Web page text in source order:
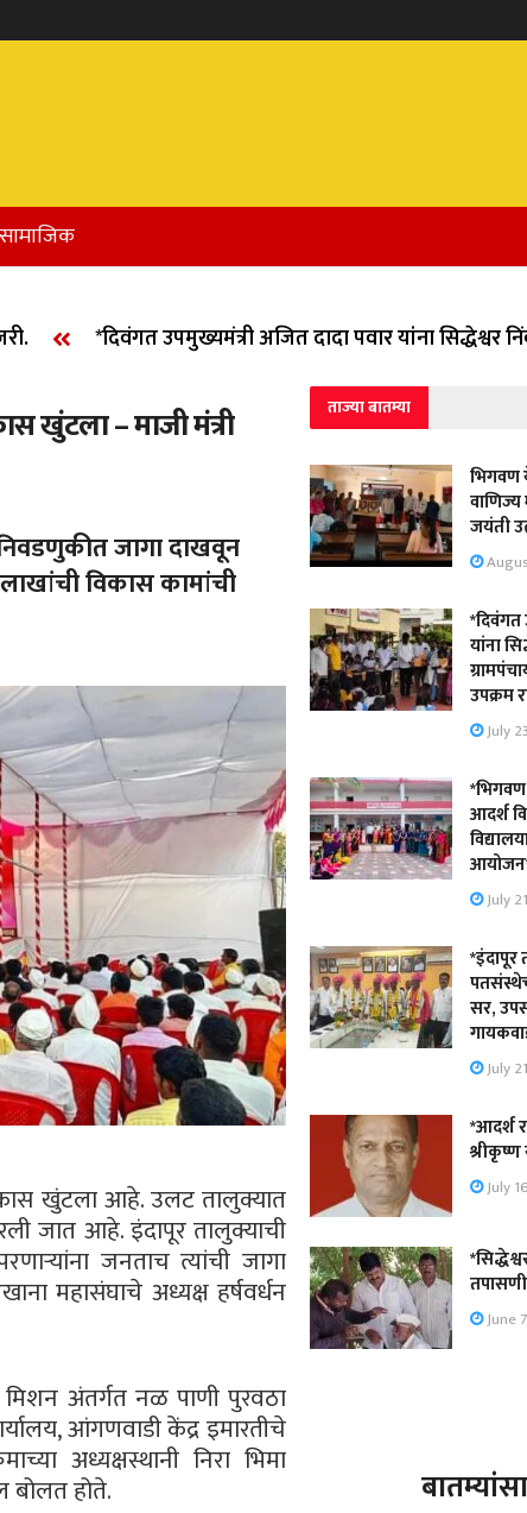
सामाजिक
*दिवंगत उपमुख्यमंत्री अजित दादा पवार यांना सिद्धेश्वर
खुंटला – माजी मंत्री
निवडणुकीत जागा दाखवून
लाखांची विकास कामांची
खुंटला आहे. उलट तालुक्यात
जात आहे. इंदापूर तालुक्याची
जनताच त्यांची जागा
महासंघाचे अध्यक्ष हर्षवर्धन
अंतर्गत नळ पाणी पुरवठा
आंगणवाडी केंद्र इमारतीचे
अध्यक्षस्थानी निरा भिमा
बोलत होते.
ताज्या बातम्या
भिगवण
जयंती
*दिवंगत
यांना
उपक्रम
July
*भिगवण
आदर्श
July
*इंदापूर
सर,
July
*आदर्श
July
तपासणी
June